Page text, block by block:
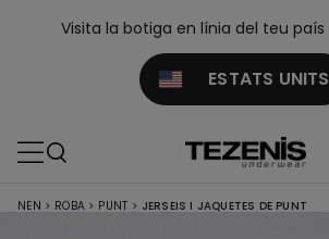
Visita la botiga en línia del teu país
ESTATS UNITS
NEN > ROBA > PUNT > JERSEIS I JAQUETES DE PUNT